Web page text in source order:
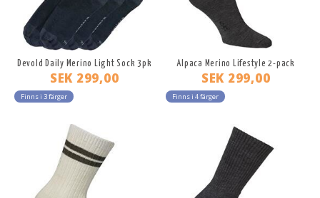
Devold Daily Merino Light Sock 3pk
SEK 299,00
Finns i 3 färger
Alpaca Merino Lifestyle 2-pack
SEK 299,00
Finns i 4 färger